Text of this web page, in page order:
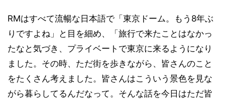
RMはすべて流暢な日本語で「東京ドーム。もう8年ぶ
りですよね」と目を細め、「旅行で来たことはなかっ
たなと気づき、プライベートで東京に来るようになり
ました。その時、ただ街を歩きながら、皆さんのこと
をたくさん考えました。皆さんはこういう景色を見な
がら暮らしてるんだなって。そんな話を今日はただ皆